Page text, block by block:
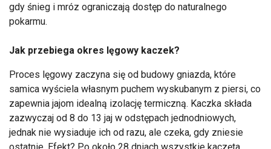
gdy śnieg i mróz ograniczają dostęp do naturalnego
pokarmu.
Jak przebiega okres lęgowy kaczek?
Proces lęgowy zaczyna się od budowy gniazda, które
samica wyściela własnym puchem wyskubanym z piersi, co
zapewnia jajom idealną izolację termiczną. Kaczka składa
zazwyczaj od 8 do 13 jaj w odstępach jednodniowych,
jednak nie wysiaduje ich od razu, ale czeka, gdy zniesie
ostatnie. Efekt? Po około 28 dniach wszystkie kaczęta